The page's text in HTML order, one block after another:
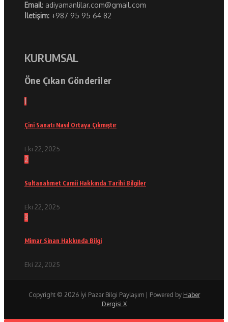
Email: adiyamanlilar.com@gmail.com
İletişim: +987 95 95 64 82
KURUMSAL
Öne Çıkan Gönderiler
1
Çini Sanatı Nasıl Ortaya Çıkmıştır
Eki 22, 2025
2
Sultanahmet Camii Hakkında Tarihi Bilgiler
Eki 22, 2025
3
Mimar Sinan Hakkında Bilgi
Eki 22, 2025
Copyright © 2026 İyi Pazar Bilgi Paylaşım | Powered by Haber
Dergisi X